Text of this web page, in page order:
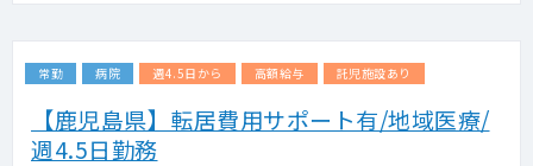
常勤 病院 週4.5日から 高額給与 託児施設あり
【鹿児島県】転居費用サポート有/地域医療/
週4.5日勤務